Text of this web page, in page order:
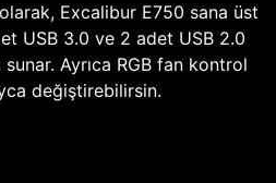
Excalibur E750 sana üst
USB 3.0 ve 2 adet USB 2.0
Ayrıca RGB fan kontrol
değiştirebilirsin.